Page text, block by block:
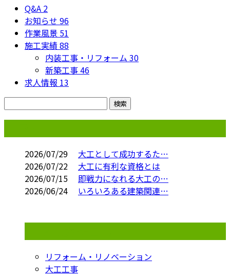
Q&A 2
お知らせ 96
作業風景 51
施工実績88
内装工事・リフォーム 30
新築工事46
求人情報 13
2026/07/29
大工として成功するた…
2026/07/22
大工に有利な資格とは
2026/07/15
即戦力になれる大工の…
2026/06/24
いろいろある建築関連…
リフォーム・リノベーション
大工工事